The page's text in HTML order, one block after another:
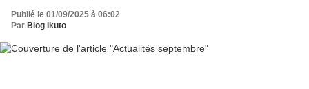
Publié le 01/09/2025 à 06:02
Par Blog Ikuto